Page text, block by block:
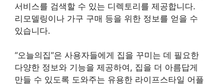
서비스를 검색할 수 있는 디렉토리를 제공합니다.
리모델링이나 가구 구매 등을 위한 정보를 얻을 수
있습니다.
“오늘의집”은 사용자들에게 집을 꾸미는 데 필요한
다양한 정보와 기능을 제공하여, 집을 더 아름답게
만들 수 있도록 도와주는 유용한 라이프스타일 어플